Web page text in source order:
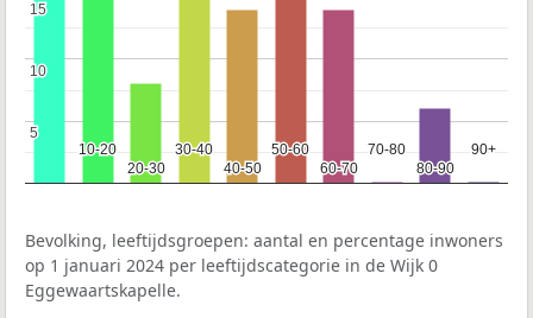
10-20
10-20
20-30
20-30
30-40
30-40
40-50
40-50
50-60
50-60
60-70
60-70
70-80
70-80
80-90
80-90
90+
90+
5
5
10
10
15
15
Bevolking, leeftijdsgroepen: aantal en percentage inwoners
op 1 januari 2024 per leeftijdscategorie in de Wijk 0
Eggewaartskapelle.